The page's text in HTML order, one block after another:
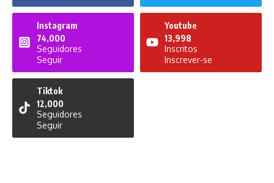
Instagram
74,000
Seguidores
Seguir
Youtube
13,998
Inscritos
Inscrever-se
Tiktok
12,000
Seguidores
Seguir